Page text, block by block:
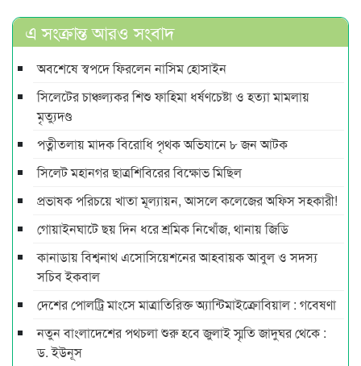
এ সংক্রান্ত আরও সংবাদ
অবশেষে স্বপদে ফিরলেন নাসিম হোসাইন
সিলেটের চাঞ্চল্যকর শিশু ফাহিমা ধর্ষণচেষ্টা ও হত্যা মামলায়
মৃত্যুদণ্ড
পত্নীতলায় মাদক বিরোধি পৃথক অভিযানে ৮ জন আটক
সিলেট মহানগর ছাত্রশিবিরের বিক্ষোভ মিছিল
প্রভাষক পরিচয়ে খাতা মূল্যায়ন, আসলে কলেজের অফিস সহকারী!
গোয়াইনঘাটে ছয় দিন ধরে শ্রমিক নিখোঁজ, থানায় জিডি
কানাডায় বিশ্বনাথ এসোসিয়েশনের আহবায়ক আবুল ও সদস্য
সচিব ইকবাল
দেশের পোলট্রি মাংসে মাত্রাতিরিক্ত অ্যান্টিমাইক্রোবিয়াল : গবেষণা
নতুন বাংলাদেশের পথচলা শুরু হবে জুলাই স্মৃতি জাদুঘর থেকে :
ড. ইউনূস